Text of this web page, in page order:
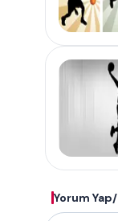
Yorum